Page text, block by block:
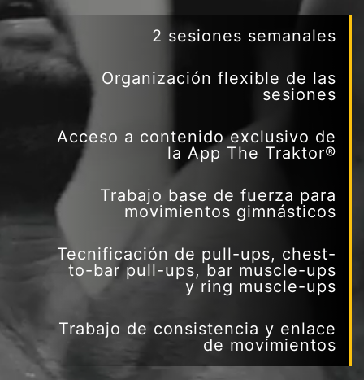
2 sesiones semanales
Organización flexible de las
sesiones
Acceso a contenido exclusivo de
la App The Traktor®
Trabajo base de fuerza para
movimientos gimnásticos
Tecnificación de pull-ups, chest-
to-bar pull-ups, bar muscle-ups
y ring muscle-ups
Trabajo de consistencia y enlace
de movimientos